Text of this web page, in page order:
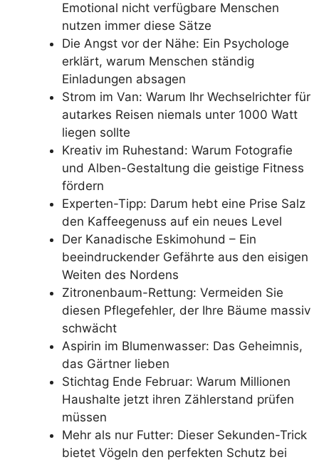
Emotional nicht verfügbare Menschen
nutzen immer diese Sätze
Die Angst vor der Nähe: Ein Psychologe
erklärt, warum Menschen ständig
Einladungen absagen
Strom im Van: Warum Ihr Wechselrichter für
autarkes Reisen niemals unter 1000 Watt
liegen sollte
Kreativ im Ruhestand: Warum Fotografie
und Alben-Gestaltung die geistige Fitness
fördern
Experten-Tipp: Darum hebt eine Prise Salz
den Kaffeegenuss auf ein neues Level
Der Kanadische Eskimohund – Ein
beeindruckender Gefährte aus den eisigen
Weiten des Nordens
Zitronenbaum-Rettung: Vermeiden Sie
diesen Pflegefehler, der Ihre Bäume massiv
schwächt
Aspirin im Blumenwasser: Das Geheimnis,
das Gärtner lieben
Stichtag Ende Februar: Warum Millionen
Haushalte jetzt ihren Zählerstand prüfen
müssen
Mehr als nur Futter: Dieser Sekunden-Trick
bietet Vögeln den perfekten Schutz bei